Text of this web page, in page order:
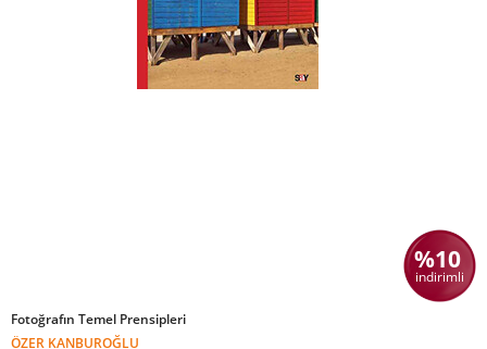
%10
indirimli
Fotoğrafın Temel Prensipleri
ÖZER KANBUROĞLU